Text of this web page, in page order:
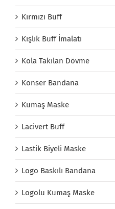
Kırmızı Buff
Kışlık Buff İmalatı
Kola Takılan Dövme
Konser Bandana
Kumaş Maske
Lacivert Buff
Lastik Biyeli Maske
Logo Baskılı Bandana
Logolu Kumaş Maske